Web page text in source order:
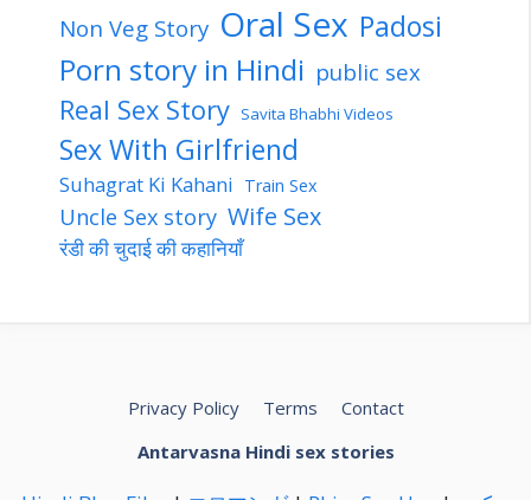
Non Veg Story Oral Sex Padosi
Porn story in Hindi public sex
Real Sex Story Savita Bhabhi Videos
Sex With Girlfriend
Suhagrat Ki Kahani Train Sex
Uncle Sex story Wife Sex
रंडी की चुदाई की कहानियाँ
Privacy Policy Terms
Contact
Antarvasna Hindi sex stories